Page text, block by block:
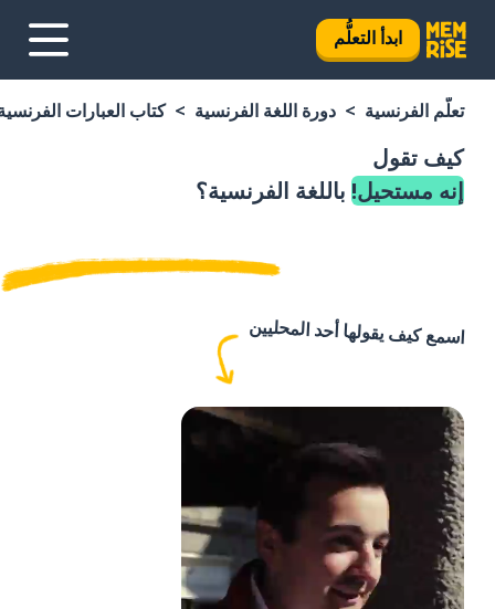
ابدأ التعلُّم
تعلَّم الفرنسية دورة اللغة الفرنسية كتاب العبارات
كيف تقول
إنه مستحيل! باللغة الفرنسية؟
اسمع كيف يقولها أحد المحليين